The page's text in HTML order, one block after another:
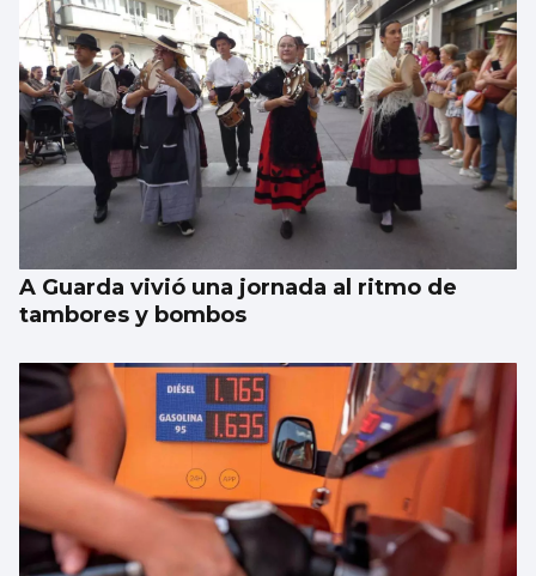
A Guarda vivió una jornada al ritmo de
tambores y bombos